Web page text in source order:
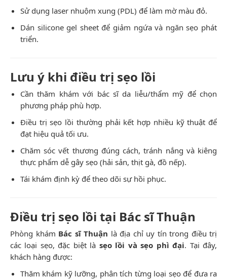
Sử dụng laser nhuộm xung (PDL) để làm mờ màu đỏ.
Dán silicone gel sheet để giảm ngứa và ngăn sẹo phát
triển.
Lưu ý khi điều trị sẹo lồi
Cần thăm khám với bác sĩ da liễu/thẩm mỹ để chọn
phương pháp phù hợp.
Điều trị sẹo lồi thường phải kết hợp nhiều kỹ thuật để
đạt hiệu quả tối ưu.
Chăm sóc vết thương đúng cách, tránh nắng và kiêng
thực phẩm dễ gây sẹo (hải sản, thịt gà, đồ nếp).
Tái khám định kỳ để theo dõi sự hồi phục.
Điều trị sẹo lồi tại Bác sĩ Thuận
Phòng khám Bác sĩ Thuận là địa chỉ uy tín trong điều trị
các loại sẹo, đặc biệt là sẹo lồi và sẹo phì đại. Tại đây,
khách hàng được:
Thăm khám kỹ lưỡng, phân tích từng loại sẹo để đưa ra